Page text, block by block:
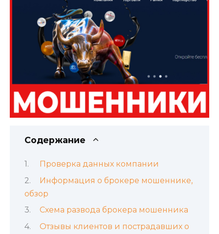
Содержание
Проверка данных компании
Информация о брокере мошеннике,
обзор
Схема развода брокера мошенника
Отзывы клиентов и пострадавших о